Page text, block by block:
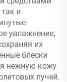
и
увлажнение,
их
блески
нежную кожу
лучей.